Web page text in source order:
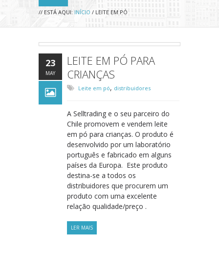
ESTÁ AQUI
// ESTÁ AQUI: INÍCIO / LEITE EM PÓ
23
MAY
LEITE EM PÓ PARA
CRIANÇAS
Leite em pó, distribuidores
A Selltrading e o seu parceiro do
Chile promovem e vendem leite
em pó para crianças. O produto é
desenvolvido por um laboratório
português e fabricado em alguns
países da Europa. Este produto
destina-se a todos os
distribuidores que procurem um
produto com uma excelente
relação qualidade/preço .
LER MAIS